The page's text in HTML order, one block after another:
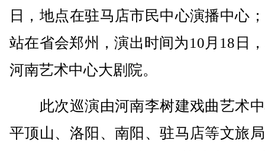
日，地点在驻马店市民中心演播中心
站在省会郑州，演出时间为10月18日
河南艺术中心大剧院。
此次巡演由河南李树建戏曲艺术
平顶山、洛阳、南阳、驻马店等文旅